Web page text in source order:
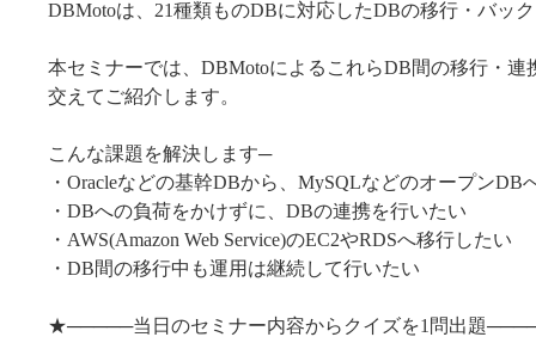
DBMotoは、21種類ものDBに対応したDBの移行・バッ
本セミナーでは、DBMotoによるこれらDB間の移行・連
交えてご紹介します。
こんな課題を解決します─
・Oracleなどの基幹DBから、MySQLなどのオープンDB
・DBへの負荷をかけずに、DBの連携を行いたい
・AWS(Amazon Web Service)のEC2やRDSへ移行したい
・DB間の移行中も運用は継続して行いたい
★─────当日のセミナー内容からクイズを1問出題